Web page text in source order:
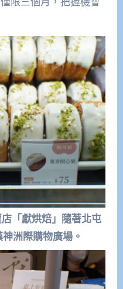
「獻烘焙」隨著北屯
洲際購物廣場。